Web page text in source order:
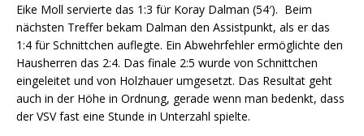
Eike Moll servierte das 1:3 für Koray Dalman (54′). Beim
nächsten Treffer bekam Dalman den Assistpunkt, als er das
1:4 für Schnittchen auflegte. Ein Abwehrfehler ermöglichte den
Hausherren das 2:4. Das finale 2:5 wurde von Schnittchen
eingeleitet und von Holzhauer umgesetzt. Das Resultat geht
auch in der Höhe in Ordnung, gerade wenn man bedenkt, dass
der VSV fast eine Stunde in Unterzahl spielte.